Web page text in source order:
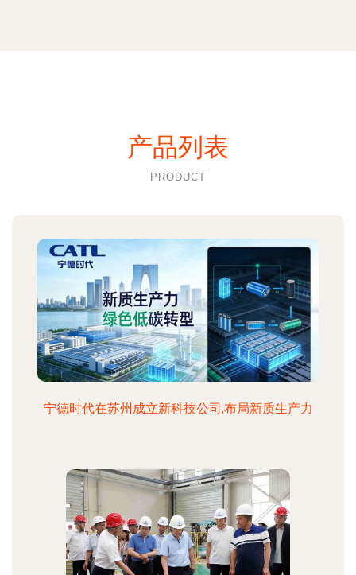
产品列表
PRODUCT
宁德时代在苏州成立新科技公司,布局新质生产力